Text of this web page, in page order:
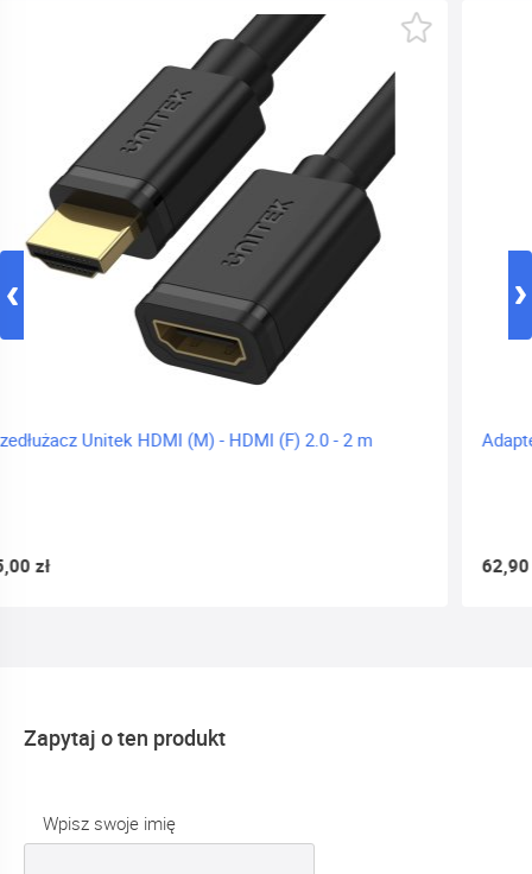
2 m Adapter DisplayPort(m)->hdmi(f) 8K Srebrny
Zapytaj o ten produkt
Wpisz swoje imię